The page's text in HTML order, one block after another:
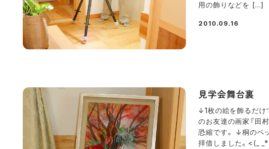
用の飾りなどを […]
投稿日
2010.09.16
見学会舞台裏
↓1枚の絵を飾るだけ
のお友達の画家『田
恐縮です。 ↓桐のベ
拝借しました。<(_